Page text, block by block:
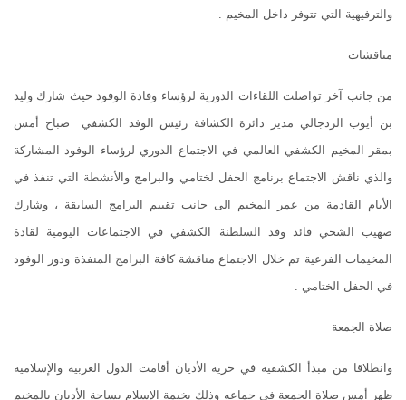
والترفيهية التي تتوفر داخل المخيم .
مناقشات
من جانب آخر تواصلت اللقاءات الدورية لرؤساء وقادة الوفود حيث شارك وليد
بن أيوب الزدجالي مدير دائرة الكشافة رئيس الوفد الكشفي صباح أمس
بمقر المخيم الكشفي العالمي في الاجتماع الدوري لرؤساء الوفود المشاركة
والذي ناقش الاجتماع برنامج الحفل لختامي والبرامج والأنشطة التي تنفذ في
الأيام القادمة من عمر المخيم الى جانب تقييم البرامج السابقة ، وشارك
صهيب الشحي قائد وفد السلطنة الكشفي في الاجتماعات اليومية لقادة
المخيمات الفرعية تم خلال الاجتماع مناقشة كافة البرامج المنفذة ودور الوفود
في الحفل الختامي .
صلاة الجمعة
وانطلاقا من مبدأ الكشفية في حرية الأديان أقامت الدول العربية والإسلامية
ظهر أمس صلاة الجمعة في جماعه وذلك بخيمة الإسلام بساحة الأديان بالمخيم